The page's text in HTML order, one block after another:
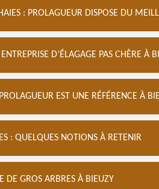
: PROLAGUEUR DISPOSE DU
D’ÉLAGAGE PAS CHÈRE À
EST UNE RÉFÉRENCE À
: QUELQUES NOTIONS À RETENIR
DE GROS ARBRES À BIEUZY